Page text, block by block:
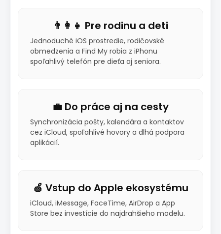
👨‍👩‍👧 Pre rodinu a deti
Jednoduché iOS prostredie, rodičovské
obmedzenia a Find My robia z iPhonu
spoľahlivý telefón pre dieťa aj seniora.
💼 Do práce aj na cesty
Synchronizácia pošty, kalendára a kontaktov
cez iCloud, spoľahlivé hovory a dlhá podpora
aplikácií.
🍏 Vstup do Apple ekosystému
iCloud, iMessage, FaceTime, AirDrop a App
Store bez investície do najdrahšieho modelu.